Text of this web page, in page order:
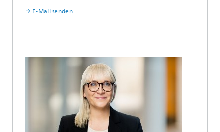
E-Mail senden